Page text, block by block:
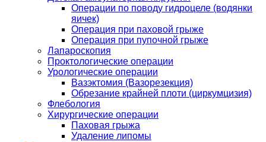
Операции по поводу гидроцеле (водянки
яичек)
Операция при паховой грыже
Операция при пупочной грыже
Лапароскопия
Проктологические операции
Урологические операции
Вазэктомия (Вазорезекция)
Обрезание крайней плоти (циркумцизия)
Флебология
Хирургические операции
Паховая грыжа
Удаление липомы